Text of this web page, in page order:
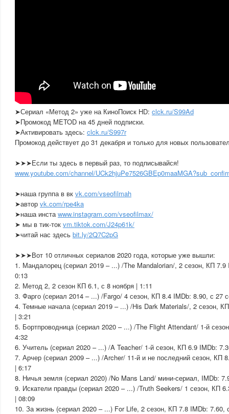
➤Сериал «Метод 2» уже на КиноПоиск HD: clck.ru/S99Ad
➤Промокод METOD на 45 дней подписки.
➤Активировать здесь: clck.ru/S997r
Промокод действует до 31 декабря и только для новых
➤➤➤Если ты здесь в первый раз, то подписывайся!
www.youtube.com/channel/
➤наша группа в вк vk.com/vseofilmah
➤автор vk.com/rpe4ka
➤наша инстаwww.instagram.com/vseofilmax/
➤ мы в тик-ток vm.tiktok.com/J24p61k/
➤читай нас здесь bit.ly/2Q7C2pG
➤➤➤Вот 10 отличных сериалов 2020 года, которые уже вышли:
1. Мандалорец (сериал 2019 – ...) /The Mandalorian/, 2 сезон, КП 7.9
0:13
2. Метод 2, 2 сезон КП 6.1, с 8 ноября | 1:11
3. Фарго (сериал 2014 – ...) /Fargo/ 4 сезон, КП 8.4 IMDb: 8.90, с 27
4. Темные начала (сериал 2019 – ...) /His Dark Materials/, 2 сезон,
| 3:21
5. Бортпроводница (сериал 2020 – ...) /The Flight Attendant/ 1-й
4:32
6. Учитель (сериал 2020 – ...) /A Teacher/ 1-й сезон, КП 6.9 IMDb:
7. Арчер (сериал 2009 – ...) /Archer/ 11-й и не последний сезон, КП
| 6:17
8. Ничья земля (сериал 2020) /No Mans Land/ мини-сериал, IMDb:
9. Искатели правды (сериал 2020 – ...) /Truth Seekers/ 1 сезон, КП
| 08:09
10. За жизнь (сериал 2020 – ...) For Life, 2 сезон, КП 7.8 IMDb: 7.60,